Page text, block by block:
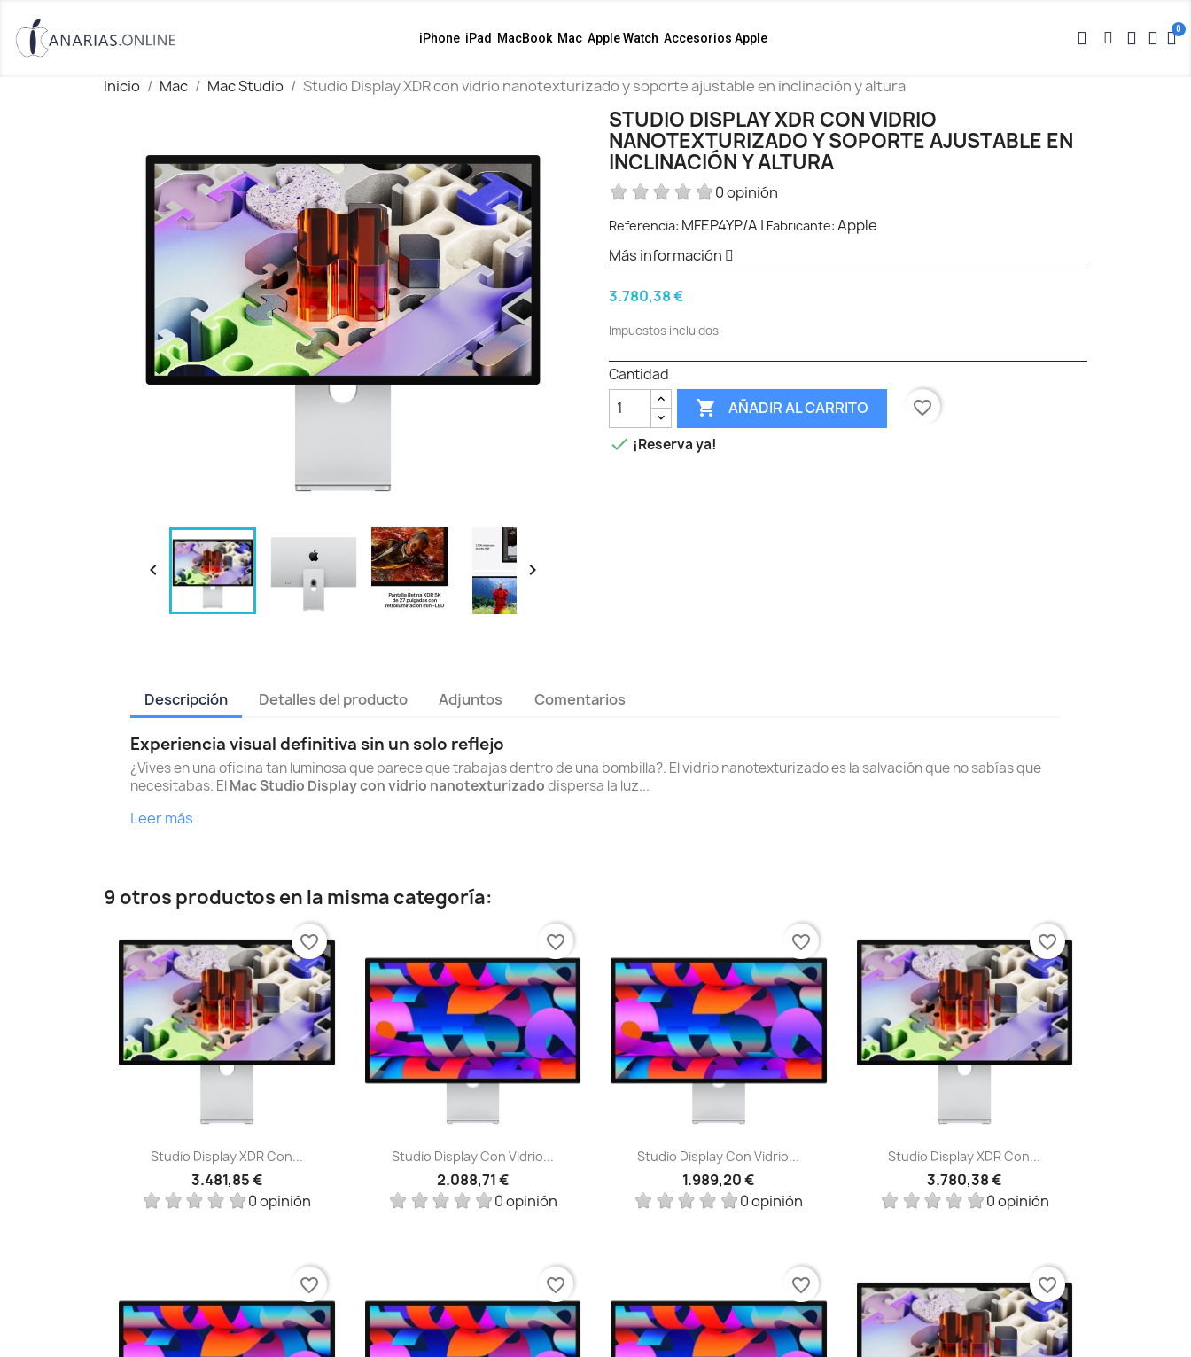
iPhone iPad MacBook Mac Apple Watch Accesorios Apple
Inicio Mac Mac Studio Studio Display XDR con vidrio nanotexturizado y soporte ajustable en inclinación y altura
 
STUDIO DISPLAY XDR CON VIDRIO
NANOTEXTURIZADO Y SOPORTE AJUSTABLE EN
INCLINACIÓN Y ALTURA
0 opinión
Referencia: MFEP4YP/A | Fabricante: Apple
Más información
3.780,38 €
Impuestos incluidos
Cantidad
 AÑADIR AL CARRITO
favorite_border
 ¡Reserva ya!
Descripción Detalles del producto Adjuntos Comentarios
Experiencia visual definitiva sin un solo reflejo
¿Vives en una oficina tan luminosa que parece que trabajas dentro de una bombilla?. El vidrio nanotexturizado es la salvación que no sabías que
necesitabas. ElMac Studio Display con vidrio nanotexturizadodispersa la luz...
Leer más
9 otros productos en la misma categoría:
Vista rápida
Studio Display XDR Con...
3.481,85 €
0 opinión
favorite_border
Vista rápida
Studio Display Con Vidrio...
2.088,71 €
0 opinión
favorite_border
Vista rápida
Studio Display Con Vidrio...
1.989,20 €
0 opinión
favorite_border
Vista rápida
Studio Display XDR Con...
3.780,38 €
0 opinión
favorite_border
favorite_border favorite_border favorite_border favorite_border